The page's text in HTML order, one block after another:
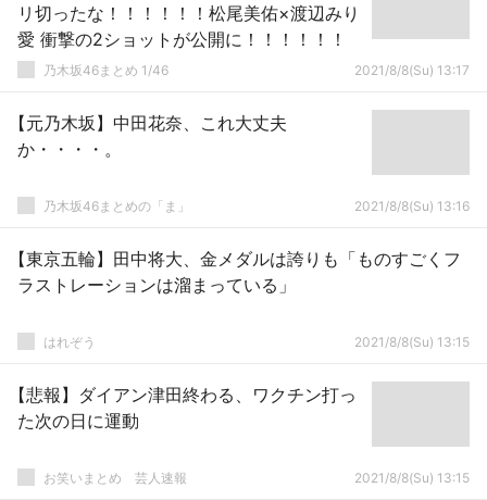
リ切ったな！！！！！！松尾美佑×渡辺みり
愛 衝撃の2ショットが公開に！！！！！！
乃木坂46まとめ 1/46 2021/8/8(Su) 13:17
【元乃木坂】中田花奈、これ大丈夫
か・・・・。
乃木坂46まとめの「ま」 2021/8/8(Su) 13:16
【東京五輪】田中将大、金メダルは誇りも「ものすごくフ
ラストレーションは溜まっている」
はれぞう 2021/8/8(Su) 13:15
【悲報】ダイアン津田終わる、ワクチン打っ
た次の日に運動
お笑いまとめ 芸人速報 2021/8/8(Su) 13:15